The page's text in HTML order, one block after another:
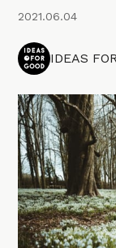
2021.06.04
IDEAS